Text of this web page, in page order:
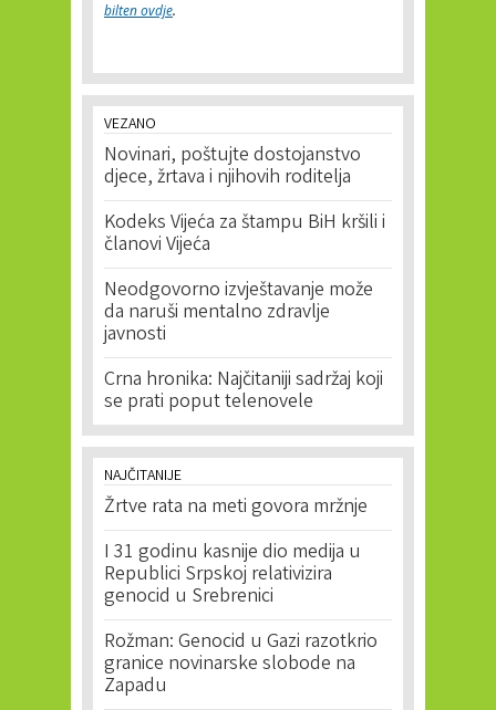
bilten ovdje.
VEZANO
Novinari, poštujte dostojanstvo
djece, žrtava i njihovih roditelja
Kodeks Vijeća za štampu BiH kršili i
članovi Vijeća
Neodgovorno izvještavanje može
da naruši mentalno zdravlje
javnosti
Crna hronika: Najčitaniji sadržaj koji
se prati poput telenovele
NAJČITANIJE
Žrtve rata na meti govora mržnje
I 31 godinu kasnije dio medija u
Republici Srpskoj relativizira
genocid u Srebrenici
Rožman: Genocid u Gazi razotkrio
granice novinarske slobode na
Zapadu